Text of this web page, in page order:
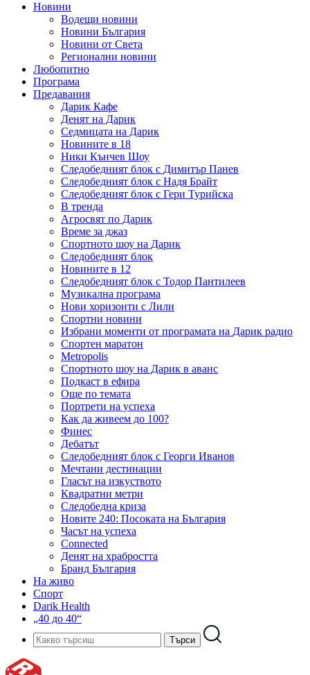
Новини
Водещи новини
Новини България
Новини от Света
Регионални новини
Любопитно
Програма
Предавания
Дарик Кафе
Денят на Дарик
Седмицата на Дарик
Новините в 18
Ники Кънчев Шоу
Следобедният блок с Димитър Панев
Следобедният блок с Надя Брайт
Следобедният блок с Гери Турийска
В тренда
Агросвят по Дарик
Време за джаз
Спортното шоу на Дарик
Следобедният блок
Новините в 12
Следобедният блок с Тодор Пантилеев
Музикална програма
Нови хоризонти с Лили
Спортни новини
Избрани моменти от програмата на Дарик радио
Спортен маратон
Metropolis
Спортното шоу на Дарик в аванс
Подкаст в ефира
Още по темата
Портрети на успеха
Как да живеем до 100?
Финес
Дебатът
Следобедният блок с Георги Иванов
Мечтани дестинации
Гласът на изкуството
Квадратни метри
Следобедна криза
Новите 240: Посоката на България
Часът на успеха
Connected
Денят на храбростта
Бранд България
На живо
Спорт
Darik Health
„40 до 40“